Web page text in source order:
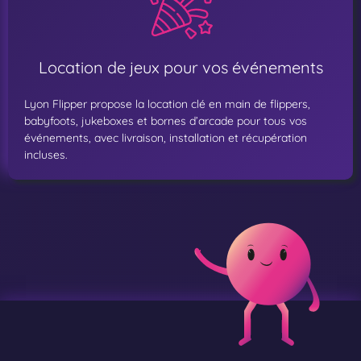
Location de jeux pour vos événements
Lyon Flipper propose la location clé en main de flippers,
babyfoots, jukeboxes et bornes d’arcade pour tous vos
événements, avec livraison, installation et récupération
incluses.